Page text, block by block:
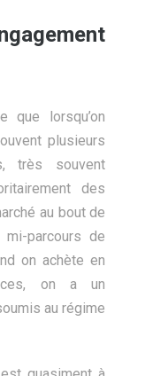
que lorsqu’on
plusieurs
très souvent
des
au bout de
parcours de
on achète en
on a un
au régime